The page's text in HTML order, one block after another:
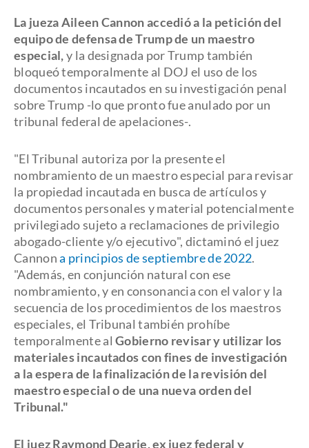
La jueza Aileen Cannon accedió a la petición del
equipo de defensa de Trump de un maestro
especial,y la designada por Trump también
bloqueó temporalmente al DOJ el uso de los
documentos incautados en su investigación penal
sobre Trump -lo que pronto fue anulado por un
tribunal federal de apelaciones-.
"El Tribunal autoriza por la presente el
nombramiento de un maestro especial para revisar
la propiedad incautada en busca de artículos y
documentos personales y material potencialmente
privilegiado sujeto a reclamaciones de privilegio
abogado-cliente y/o ejecutivo", dictaminó el juez
Cannona principios de septiembre de 2022.
"Además, en conjunción natural con ese
nombramiento, y en consonancia con el valor y la
secuencia de los procedimientos de los maestros
especiales, el Tribunal también prohíbe
temporalmente al Gobierno revisar y utilizar los
materiales incautados con fines de investigación
a la espera de la finalización de la revisión del
maestro especial o de una nueva orden del
Tribunal."
El juez Raymond Dearie, ex juez federal y